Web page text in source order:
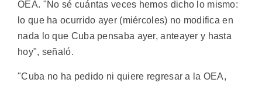
OEA. "No sé cuántas veces hemos dicho lo mismo:
lo que ha ocurrido ayer (miércoles) no modifica en
nada lo que Cuba pensaba ayer, anteayer y hasta
hoy", señaló.
"Cuba no ha pedido ni quiere regresar a la OEA,